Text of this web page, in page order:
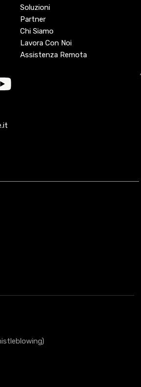
Soluzioni
Partner
Chi Siamo
Lavora Con Noi
Assistenza Remota